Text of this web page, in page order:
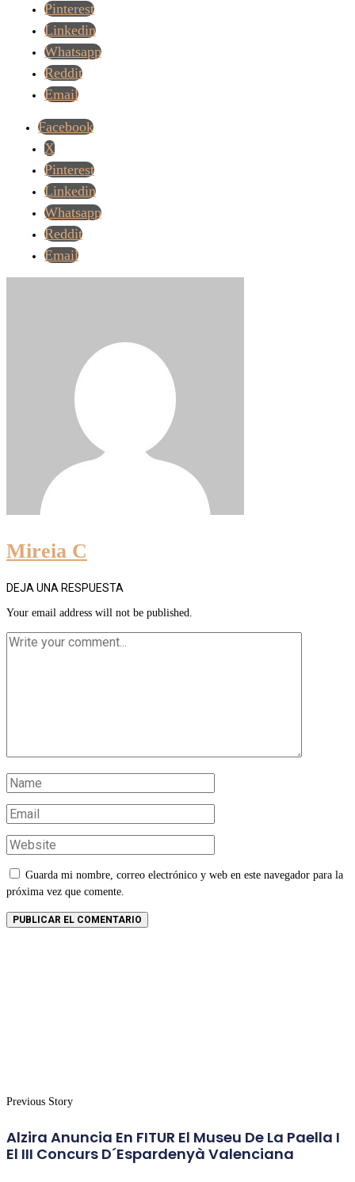
Pinterest
Linkedin
Whatsapp
Reddit
Email
Facebook
X
Pinterest
Linkedin
Whatsapp
Reddit
Email
Mireia C
DEJA UNA RESPUESTA
Your email address will not be published.
Guarda mi nombre, correo electrónico y web en este navegador para la
próxima vez que comente.
Previous Story
Alzira Anuncia En FITUR El Museu De La Paella I
El III Concurs D´Espardenyà Valenciana